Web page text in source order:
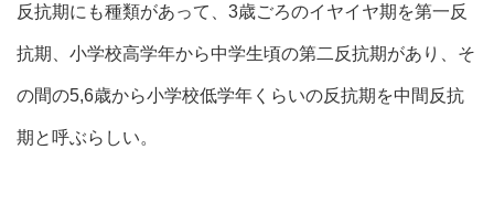
反抗期にも種類があって、3歳ごろのイヤイヤ期を第一反
抗期、小学校高学年から中学生頃の第二反抗期があり、そ
の間の5,6歳から小学校低学年くらいの反抗期を中間反抗
期と呼ぶらしい。